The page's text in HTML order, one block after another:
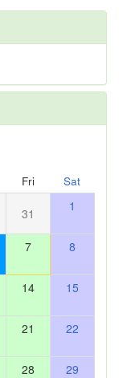
Fri Sat
31 1
7 8
14 15
21 22
28 29